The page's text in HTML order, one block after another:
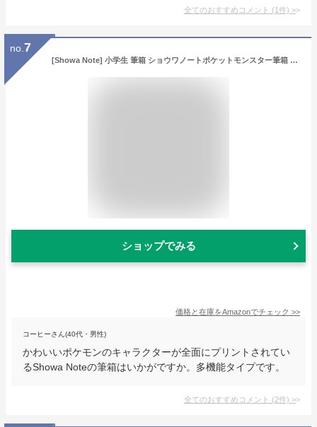
全てのおすすめコメント (1件) >
no. 7
[Showa Note] 小学生 筆箱 ショウワノートポケットモンスター筆箱 ポケットモンスター
ショップでみる
価格と在庫をAmazonでチェック >>
コーヒーさん(40代・男性)
かわいいポケモンのキャラクターが全面にプリントされてい
るShowa Noteの筆箱はいかがですか。多機能タイプです。
全てのおすすめコメント (2件) >